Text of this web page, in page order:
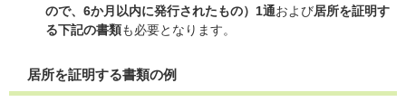
ので、6か月以内に発行されたもの）1通および居所を証明す
る下記の書類も必要となります。
居所を証明する書類の例